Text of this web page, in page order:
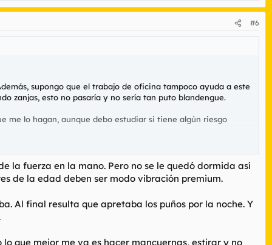
#6
supongo que el trabajo de oficina tampoco ayuda a este
zanjas, esto no pasaría y no sería tan puto blandengue.
me lo hagan, aunque debo estudiar si tiene algún riesgo
la fuerza en la mano. Pero no se le quedó dormida así
de la edad deben ser modo vibración premium.
Al final resulta que apretaba los puños por la noche. Y
que mejor me va es hacer mancuernas, estirar y no